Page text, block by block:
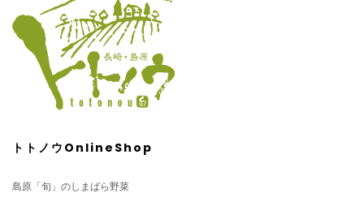
トトノウOnlineShop
島原「旬」のしまばら野菜